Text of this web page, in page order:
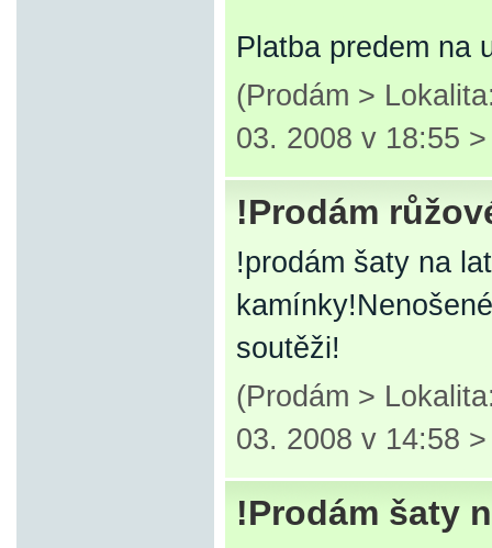
Platba predem na
(Prodám >
03. 2008 v 18:55
!Prodám
!prodám šaty na
soutěži!
(Prodám >
03. 2008 v 14:58
!Prodám šaty